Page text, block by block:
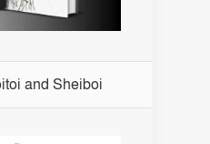
and Sheiboi